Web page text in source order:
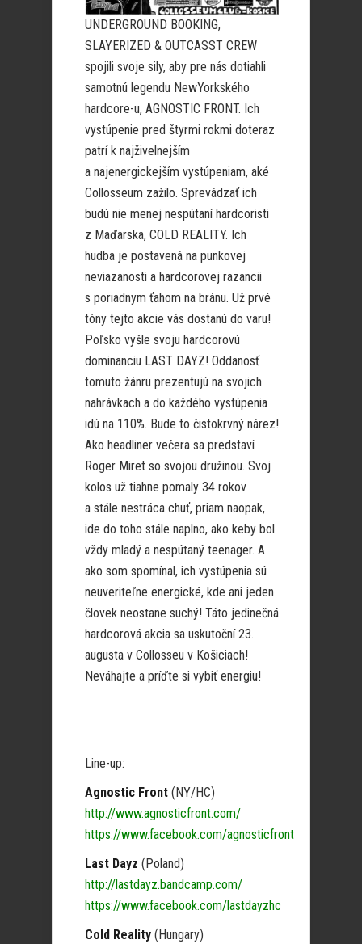
UNDERGROUND BOOKING,
SLAYERIZED & OUTCASST CREW
spojili svoje sily, aby pre nás dotiahli
samotnú legendu NewYorkského
hardcore-u, AGNOSTIC FRONT. Ich
vystúpenie pred štyrmi rokmi doteraz
patrí k najživelnejším
a najenergickejším vystúpeniam, aké
Collosseum zažilo. Sprevádzať ich
budú nie menej nespútaní hardcoristi
z Maďarska, COLD REALITY. Ich
hudba je postavená na punkovej
neviazanosti a hardcorovej razancii
s poriadnym ťahom na bránu. Už prvé
tóny tejto akcie vás dostanú do varu!
Poľsko vyšle svoju hardcorovú
dominanciu LAST DAYZ! Oddanosť
tomuto žánru prezentujú na svojich
nahrávkach a do každého vystúpenia
idú na 110%. Bude to čistokrvný nárez!
Ako headliner večera sa predstaví
Roger Miret so svojou družinou. Svoj
kolos už tiahne pomaly 34 rokov
a stále nestráca chuť, priam naopak,
ide do toho stále naplno, ako keby bol
vždy mladý a nespútaný teenager. A
ako som spomínal, ich vystúpenia sú
neuveriteľne energické, kde ani jeden
človek neostane suchý! Táto jedinečná
hardcorová akcia sa uskutoční 23.
augusta v Collosseu v Košiciach!
Neváhajte a príďte si vybiť energiu!
Line-up:
Agnostic Front (NY/HC)
http://www.agnosticfront.com/
https://www.facebook.com/agnosticfront
Last Dayz (Poland)
http://lastdayz.bandcamp.com/
https://www.facebook.com/lastdayzhc
Cold Reality (Hungary)